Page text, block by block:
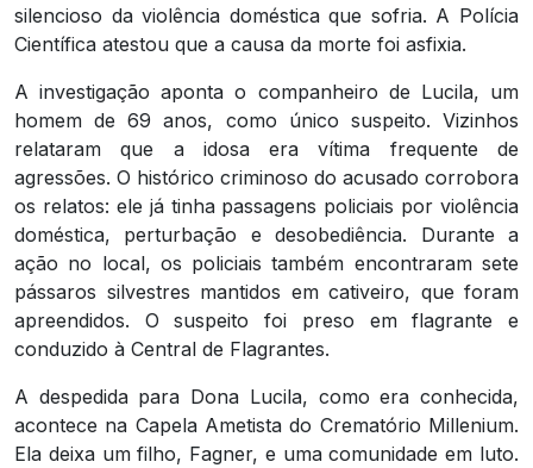
silencioso da violência doméstica que sofria. A Polícia
Científica atestou que a causa da morte foi asfixia.
A investigação aponta o companheiro de Lucila, um
homem de 69 anos, como único suspeito. Vizinhos
relataram que a idosa era vítima frequente de
agressões. O histórico criminoso do acusado corrobora
os relatos: ele já tinha passagens policiais por violência
doméstica, perturbação e desobediência. Durante a
ação no local, os policiais também encontraram sete
pássaros silvestres mantidos em cativeiro, que foram
apreendidos. O suspeito foi preso em flagrante e
conduzido à Central de Flagrantes.
A despedida para Dona Lucila, como era conhecida,
acontece na Capela Ametista do Crematório Millenium.
Ela deixa um filho, Fagner, e uma comunidade em luto.